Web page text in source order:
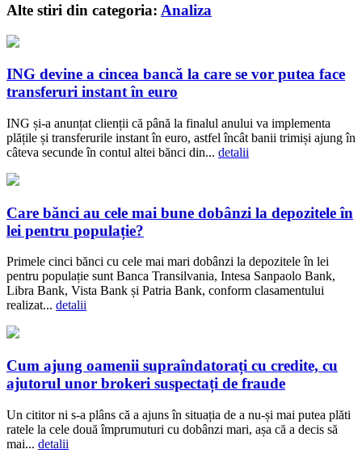
Alte stiri din categoria: Analiza
ING devine a cincea bancă la care se vor putea face
transferuri instant în euro
ING și-a anunțat clienții că până la finalul anului va implementa
plățile și transferurile instant în euro, astfel încât banii trimiși ajung în
câteva secunde în contul altei bănci din... detalii
Care bănci au cele mai bune dobânzi la depozitele în
lei pentru populație?
Primele cinci bănci cu cele mai mari dobânzi la depozitele în lei
pentru populație sunt Banca Transilvania, Intesa Sanpaolo Bank,
Libra Bank, Vista Bank și Patria Bank, conform clasamentului
realizat... detalii
Cum ajung oamenii supraîndatorați cu credite, cu
ajutorul unor brokeri suspectați de fraude
Un cititor ni s-a plâns că a ajuns în situația de a nu-și mai putea plăti
ratele la cele două împrumuturi cu dobânzi mari, așa că a decis să
mai... detalii